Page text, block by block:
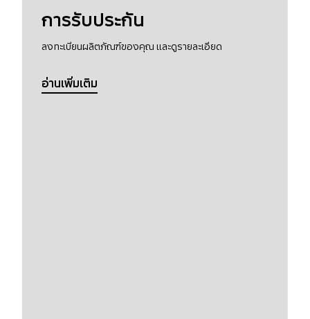
การรับประกัน
ลงทะเบียนผลิตภัณฑ์ของคุณ และดูรายละเอียด
อ่านเพิ่มเติม